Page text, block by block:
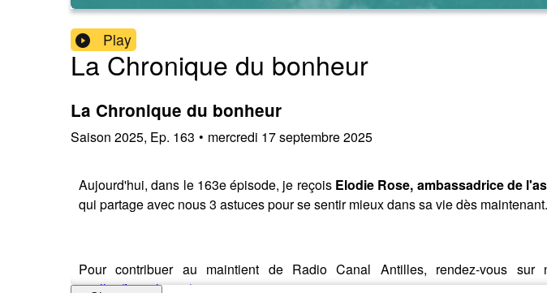
Play
La Chronique du bonheur
La Chronique du bonheur
Saison 2025, Ep. 163 • mercredi 17 septembre 2025
Aujourd'hui, dans le 163e épisode, je reçois Elodie Rose, ambassadrice de
qui partage avec nous 3 astuces pour se sentir mieux dans sa vie dès maintenant.
Pour contribuer au maintient de Radio Canal Antilles, rendez-vous
antilles/formulaires/2